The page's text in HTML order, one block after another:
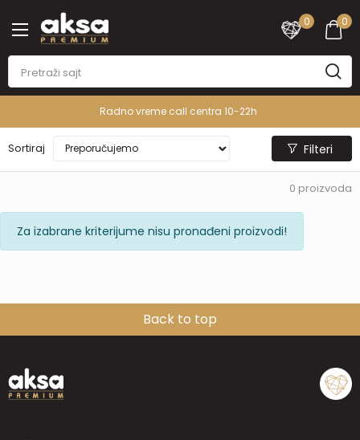
0
0
Radno vreme call centra 10-22h
Sortiraj Filteri
0 proizvoda
Za izabrane kriterijume nisu pronađeni proizvodi!
Back to top